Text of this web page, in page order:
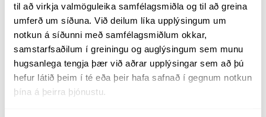
til að virkja valmöguleika samfélagsmiðla og til að greina
umferð um síðuna. Við deilum líka upplýsingum um
notkun á síðunni með samfélagsmiðlum okkar,
samstarfsaðilum í greiningu og auglýsingum sem munu
hugsanlega tengja þær við aðrar upplýsingar sem að þú
hefur látið þeim í té eða þeir hafa safnað í gegnum notkun
þína á þeirra þjónustu.